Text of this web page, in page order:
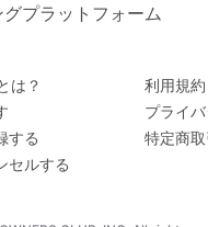
プラットフォーム
は？
する
セルする
利用規約
プライ
特定商